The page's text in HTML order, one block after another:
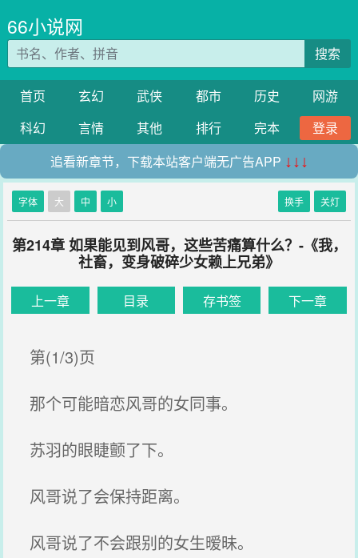
66小说网
搜索
首页 玄幻 武侠 都市 历史
网游
科幻
言情 其他 排行 完本
登录
追看新章节，下载本站客户端无广告APP ↓↓↓
字体 大 中 小 换手 关灯
第214章 如果能见到风哥，这些苦痛算什么？-《我，
社畜，变身破碎少女赖上兄弟》
上一章 目录 存书签 下一章
第(1/3)页
那个可能暗恋风哥的女同事。
苏羽的眼睫颤了下。
风哥说了会保持距离。
风哥说了不会跟别的女生暧昧。